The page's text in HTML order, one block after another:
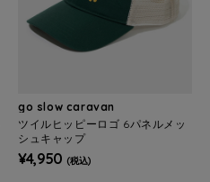
go slow caravan
ツイルヒッピーロゴ 6パネルメッ
シュキャップ
¥4,950 (税込)